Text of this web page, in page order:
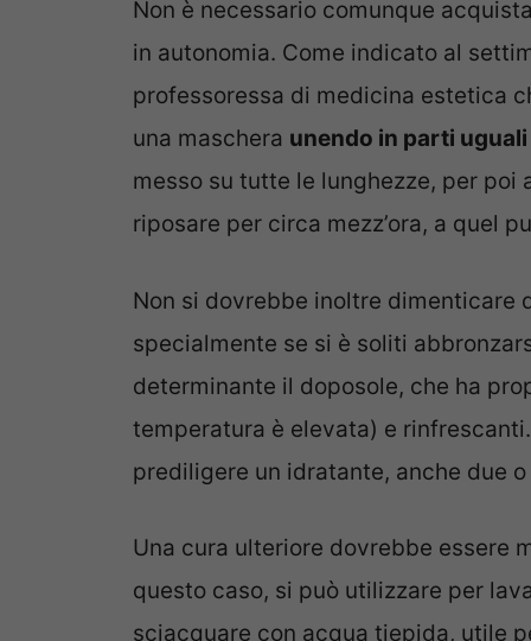
Non è necessario comunque
in autonomia. Come indicato al
professoressa di medicina estetica
una maschera unendo in parti
messo su tutte le lunghezze, per
riposare per circa mezz’ora, a quel
Non si dovrebbe inoltre dimenticare
specialmente se si è soliti
determinante il doposole, che ha
temperatura è elevata) e
prediligere un idratante, anche due
Una cura ulteriore dovrebbe essere
questo caso, si può utilizzare per
sciacquare con acqua tiepida, utile